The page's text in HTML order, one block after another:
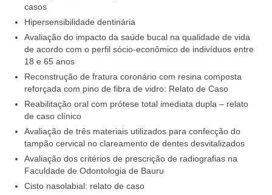
casos
Hipersensibilidade dentinária
Avaliação do impacto da saúde bucal na qualidade de vida
de acordo com o perfil sócio-econômico de indivíduos entre
18 e 65 anos
Reconstrução de fratura coronário com resina composta
reforçada com pino de fibra de vidro: Relato de Caso
Reabilitação oral com prótese total imediata dupla – relato
de caso clínico
Avaliação de três materiais utilizados para confecção do
tampão cervical no clareamento de dentes desvitalizados
Avaliação dos critérios de prescrição de radiografias na
Faculdade de Odontologia de Bauru
Cisto nasolabial: relato de caso